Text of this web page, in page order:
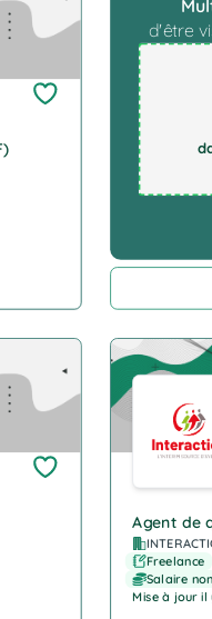
d'être
Company
Agent de
Freelance
Salaire
Mise à jour il